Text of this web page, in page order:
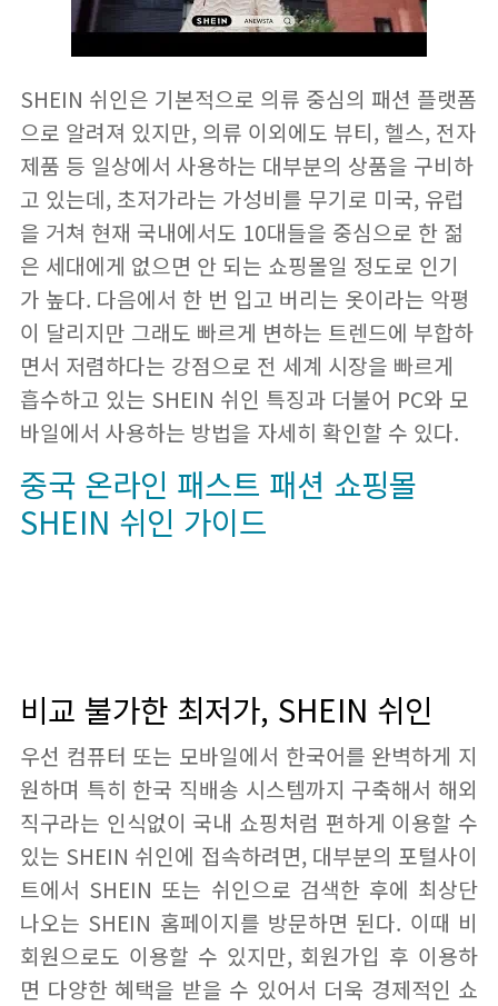
SHEIN 쉬인은 기본적으로 의류 중심의 패션 플랫폼
으로 알려져 있지만, 의류 이외에도 뷰티, 헬스, 전자
제품 등 일상에서 사용하는 대부분의 상품을 구비하
고 있는데, 초저가라는 가성비를 무기로 미국, 유럽
을 거쳐 현재 국내에서도 10대들을 중심으로 한 젊
은 세대에게 없으면 안 되는 쇼핑몰일 정도로 인기
가 높다. 다음에서 한 번 입고 버리는 옷이라는 악평
이 달리지만 그래도 빠르게 변하는 트렌드에 부합하
면서 저렴하다는 강점으로 전 세계 시장을 빠르게
흡수하고 있는 SHEIN 쉬인 특징과 더불어 PC와 모
바일에서 사용하는 방법을 자세히 확인할 수 있다.
중국 온라인 패스트 패션 쇼핑몰
SHEIN 쉬인 가이드
비교 불가한 최저가, SHEIN 쉬인
우선 컴퓨터 또는 모바일에서 한국어를 완벽하게 지
원하며 특히 한국 직배송 시스템까지 구축해서 해외
직구라는 인식없이 국내 쇼핑처럼 편하게 이용할 수
있는 SHEIN 쉬인에 접속하려면, 대부분의 포털사이
트에서 SHEIN 또는 쉬인으로 검색한 후에 최상단
나오는 SHEIN 홈페이지를 방문하면 된다. 이때 비
회원으로도 이용할 수 있지만, 회원가입 후 이용하
면 다양한 혜택을 받을 수 있어서 더욱 경제적인 쇼